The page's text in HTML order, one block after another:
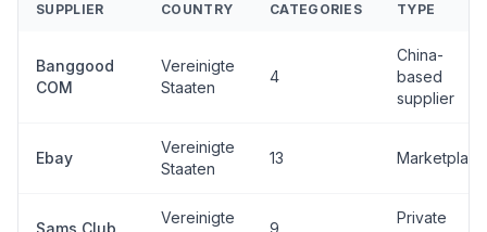
SUPPLIER COUNTRY CATEGORIES TYPE
Banggood
COM
Vereinigte
Staaten
4
China-
based
supplier
Ebay
Vereinigte
Staaten
13 Marketplace
Sams Club
Vereinigte
9
Private